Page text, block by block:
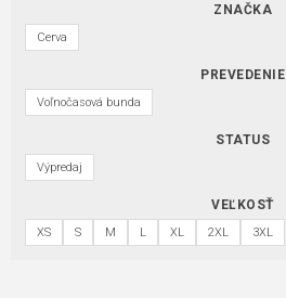
ZNAČKA
Cerva
PREVEDENIE
Voľnočasová bunda
STATUS
Výpredaj
VEĽKOSŤ
XS S M L XL 2XL 3XL